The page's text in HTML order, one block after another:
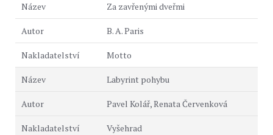
Za zavřenými dveřmi
B. A. Paris
Motto
Labyrint pohybu
Pavel Kolář, Renata Červenková
Vyšehrad